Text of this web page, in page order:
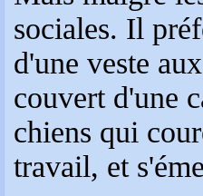
sociales. Il
d'une veste
couvert d'une
chiens qui
travail, et